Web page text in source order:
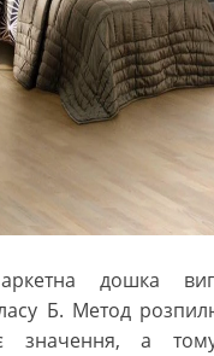
дошка
Б. Метод
значення, а